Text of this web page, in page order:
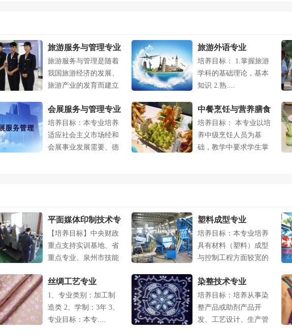
旅游服务与管理专业
旅游服务与管理是随着
我国旅游经济的发展、
旅游产业的发育而建立
旅游外语专业
培养目标： 1.掌握旅游
学科的基础理论，基本
知识 2.熟....
会展服务与管理专业
培养目标：本专业培养
适应社会主义市场经和
会展事业发展需要、德
中餐烹饪与营养膳食
专业
培养目标： 本专业以培
养中级烹饪人员为基
础，教学中要求学生掌
平面媒体印制技术专
业
【培养目标】中央财政
重点支持实训基地、省
重点专业、泉州市技能
塑料成型专业
培养目标：本专业培养
具有材料（塑料）成型
与控制工程方面较宽的
丝绸工艺专业
1、专业类别：加工制
造类 2、学制：3年 3、
专业目标：本专....
染整技术专业
培养目标：培养从事染
整产品或助剂产品开
发、工艺设计、生产管